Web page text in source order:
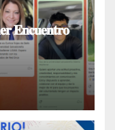
𝐄𝐧𝐜𝐮𝐞𝐧𝐭𝐫𝐨